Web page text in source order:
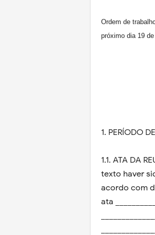
Ordem de
próximo dia 19
1. PERÍODO
1.1. ATA DA
texto haver
acordo com
ata